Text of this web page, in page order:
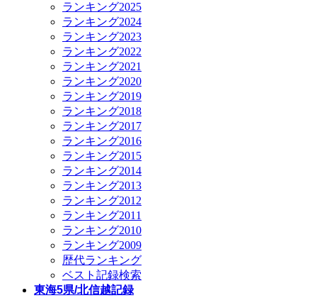
ランキング2025
ランキング2024
ランキング2023
ランキング2022
ランキング2021
ランキング2020
ランキング2019
ランキング2018
ランキング2017
ランキング2016
ランキング2015
ランキング2014
ランキング2013
ランキング2012
ランキング2011
ランキング2010
ランキング2009
歴代ランキング
ベスト記録検索
東海5県/北信越記録